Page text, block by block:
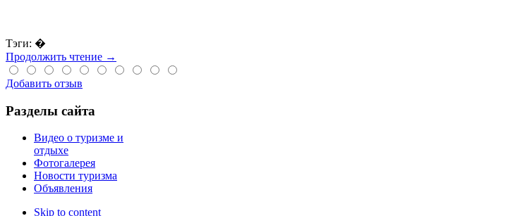
Тэги: �
Продолжить чтение →
Добавить отзыв
Разделы сайта
Видео о туризме и
отдыхе
Фотогалерея
Новости туризма
Объявления
Skip to content